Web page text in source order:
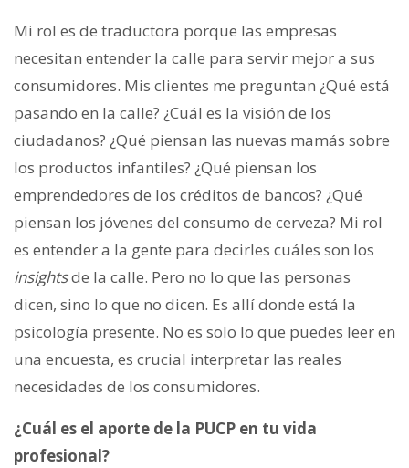
Mi rol es de traductora porque las empresas
necesitan entender la calle para servir mejor a sus
consumidores. Mis clientes me preguntan ¿Qué está
pasando en la calle? ¿Cuál es la visión de los
ciudadanos? ¿Qué piensan las nuevas mamás sobre
los productos infantiles? ¿Qué piensan los
emprendedores de los créditos de bancos? ¿Qué
piensan los jóvenes del consumo de cerveza? Mi rol
es entender a la gente para decirles cuáles son los
insightsde la calle. Pero no lo que las personas
dicen, sino lo que no dicen. Es allí donde está la
psicología presente. No es solo lo que puedes leer en
una encuesta, es crucial interpretar las reales
necesidades de los consumidores.
¿Cuál es el aporte de la PUCP en tu vida
profesional?